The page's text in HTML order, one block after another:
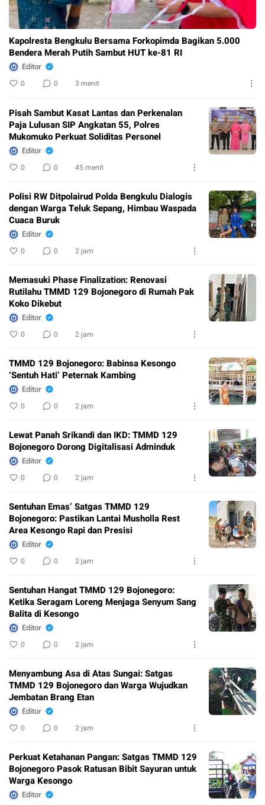
Kapolresta Bengkulu Bersama Forkopimda Bagikan 5.000
Bendera Merah Putih Sambut HUT ke-81 RI
Editor
0 0 3 menit
Pisah Sambut Kasat Lantas dan Perkenalan
Paja Lulusan SIP Angkatan 55, Polres
Mukomuko Perkuat Soliditas Personel
Editor
0 0 45 menit
Polisi RW Ditpolairud Polda Bengkulu Dialogis
dengan Warga Teluk Sepang, Himbau Waspada
Cuaca Buruk
Editor
0 0 2 jam
Memasuki Phase Finalization: Renovasi
Rutilahu TMMD 129 Bojonegoro di Rumah Pak
Koko Dikebut
Editor
0 0 2 jam
TMMD 129 Bojonegoro: Babinsa Kesongo
‘Sentuh Hati’ Peternak Kambing
Editor
0 0 2 jam
Lewat Panah Srikandi dan IKD: TMMD 129
Bojonegoro Dorong Digitalisasi Adminduk
Editor
0 0 2 jam
Sentuhan Emas’ Satgas TMMD 129
Bojonegoro: Pastikan Lantai Musholla Rest
Area Kesongo Rapi dan Presisi
Editor
0 0 2 jam
Sentuhan Hangat TMMD 129 Bojonegoro:
Ketika Seragam Loreng Menjaga Senyum Sang
Balita di Kesongo
Editor
0 0 2 jam
Menyambung Asa di Atas Sungai: Satgas
TMMD 129 Bojonegoro dan Warga Wujudkan
Jembatan Brang Etan
Editor
0 0 2 jam
Perkuat Ketahanan Pangan: Satgas TMMD 129
Bojonegoro Pasok Ratusan Bibit Sayuran untuk
Warga Kesongo
Editor